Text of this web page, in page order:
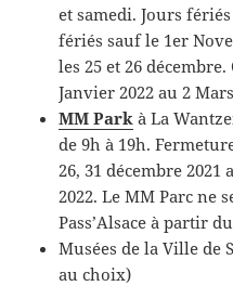
et samedi. Jours
fériés sauf le 1er
les 25 et 26
Janvier 2022 au 2
MM Park à La
de 9h à 19h.
26, 31 décembre
2022. Le MM Parc ne
Pass’Alsace à partir
Musées de la Ville de
au choix)